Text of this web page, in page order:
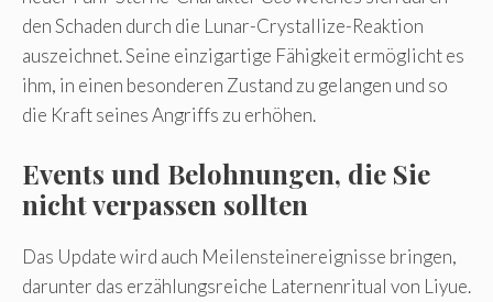
den Schaden durch die Lunar-Crystallize-Reaktion
auszeichnet. Seine einzigartige Fähigkeit ermöglicht es
ihm, in einen besonderen Zustand zu gelangen und so
die Kraft seines Angriffs zu erhöhen.
Events und Belohnungen, die Sie
nicht verpassen sollten
Das Update wird auch Meilensteinereignisse bringen,
darunter das erzählungsreiche Laternenritual von Liyue.